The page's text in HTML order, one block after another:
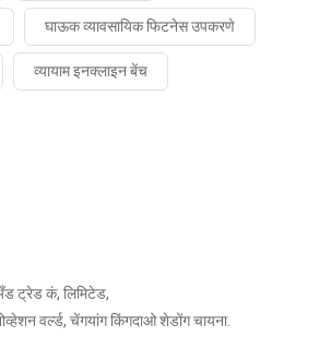
घाऊक व्यावसायिक फिटनेस उपकरणे
व्यायाम इनक्लाइन बेंच
ट्रेड कं, लिमिटेड,
वर्ल्ड, चेंगयांग किंगदाओ शेडोंग चायना.